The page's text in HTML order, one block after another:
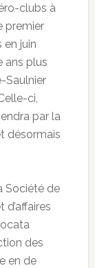
clubs à
premier
juin
ans plus
Saulnier
ci,
par la
désormais
Société de
des
en de